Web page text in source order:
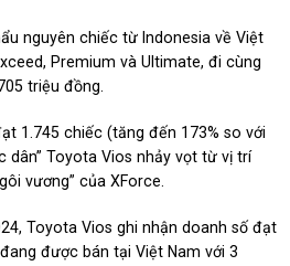
nguyên chiếc từ Indonesia về Việt
Premium và Ultimate, đi cùng
triệu đồng.
1.745 chiếc (tăng đến 173% so với
dân” Toyota Vios nhảy vọt từ vị trí
vương” của XForce.
Toyota Vios ghi nhận doanh số đạt
được bán tại Việt Nam với 3